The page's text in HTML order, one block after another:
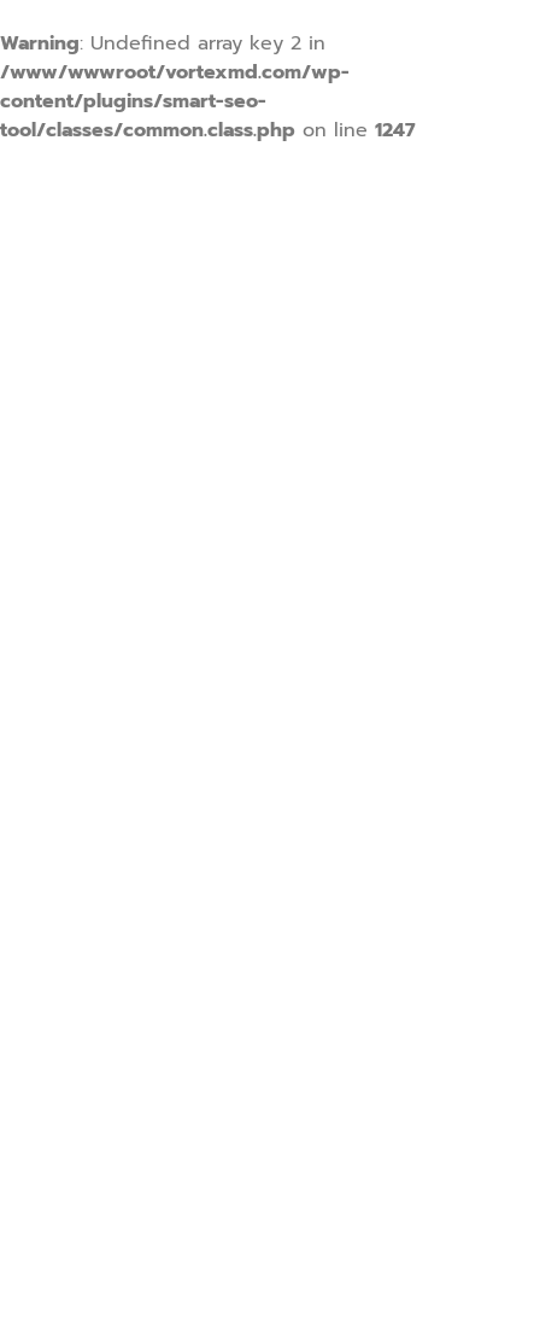
Warning: Undefined array key 2 in
/www/wwwroot/vortexmd.com/wp-
content/plugins/smart-seo-
tool/classes/common.class.php on line 1247